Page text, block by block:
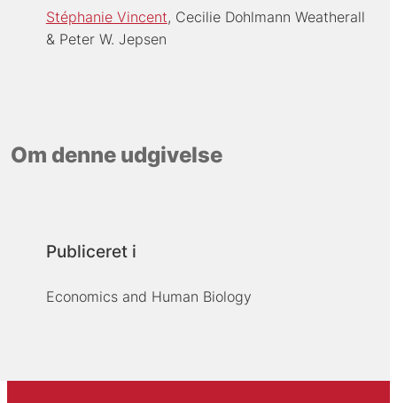
Stéphanie Vincent Cecilie Dohlmann Weatherall
Peter W. Jepsen
Om denne udgivelse
Publiceret i
Economics and Human Biology